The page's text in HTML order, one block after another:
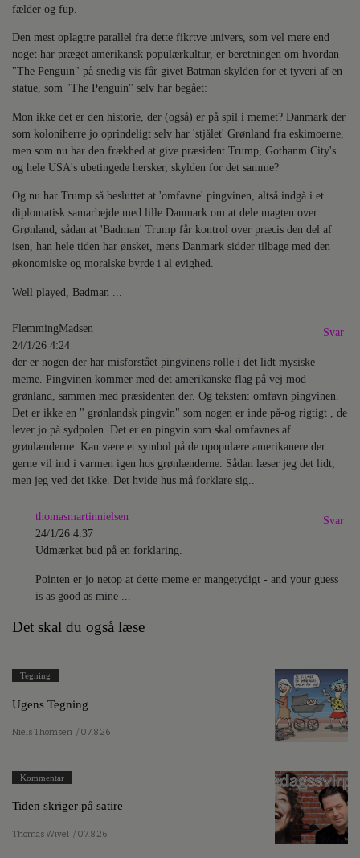
fælder og fup.
Den mest oplagtre parallel fra dette fikrtve univers, som vel mere end
noget har præget amerikansk populærkultur, er beretningen om hvordan
"The Penguin" på snedig vis får givet Batman skylden for et tyveri af en
statue, som "The Penguin" selv har begået:
Mon ikke det er den historie, der (også) er på spil i memet? Danmark der
som koloniherre jo oprindeligt selv har 'stjålet' Grønland fra eskimoerne,
men som nu har den frækhed at give præsident Trump, Gothanm City's
og hele USA's ubetingede hersker, skylden for det samme?
Og nu har Trump så besluttet at 'omfavne' pingvinen, altså indgå i et
diplomatisk samarbejde med lille Danmark om at dele magten over
Grønland, sådan at 'Badman' Trump får kontrol over præcis den del af
isen, han hele tiden har ønsket, mens Danmark sidder tilbage med den
økonomiske og moralske byrde i al evighed.
Well played, Badman ...
FlemmingMadsen
24/1/26 4:24
der er nogen der har misforstået pingvinens rolle i det lidt mysiske
meme. Pingvinen kommer med det amerikanske flag på vej mod
grønland, sammen med præsidenten der. Og teksten: omfavn pingvinen.
Det er ikke en " grønlandsk pingvin" som nogen er inde på-og rigtigt , de
lever jo på sydpolen. Det er en pingvin som skal omfavnes af
grønlænderne. Kan være et symbol på de upopulære amerikanere der
gerne vil ind i varmen igen hos grønlænderne. Sådan læser jeg det lidt,
men jeg ved det ikke. Det hvide hus må forklare sig..
Svar
thomasmartinnielsen
24/1/26 4:37
Udmærket bud på en forklaring.
Pointen er jo netop at dette meme er mangetydigt - and your guess
is as good as mine ...
Svar
Det skal du også læse
Tegning
Ugens Tegning
Niels Thomsen / 07.8.26
Kommentar
Tiden skriger på satire
Thomas Wivel / 07.8.26